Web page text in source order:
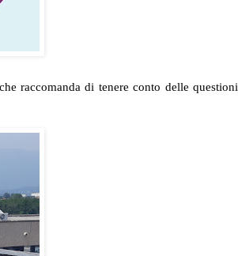
raccomanda di tenere conto delle questioni